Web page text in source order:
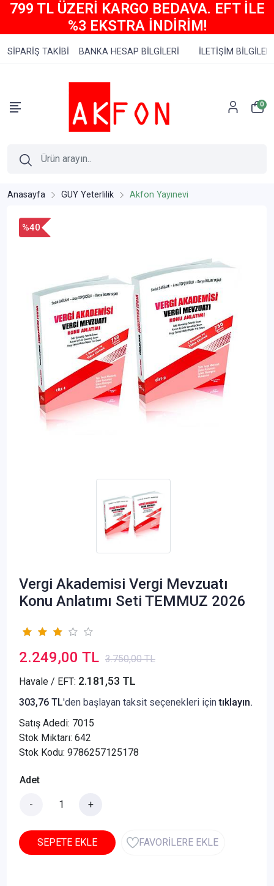
799 TL ÜZERİ KARGO BEDAVA. EFT İLE
%3 EKSTRA İNDİRİM!
SİPARİŞ TAKİBİ BANKA HESAP BİLGİLERİ İLETİŞİM BİLGİLERİ
0
Anasayfa GUY Yeterlilik Akfon Yayınevi
%40
Vergi Akademisi Vergi Mevzuatı
Konu Anlatımı Seti TEMMUZ 2026
2.249,00 TL 3.750,00 TL
Havale / EFT: 2.181,53 TL
303,76 TL'den başlayan taksit seçenekleri içintıklayın.
Satış Adedi: 7015
Stok Miktarı: 642
Stok Kodu: 9786257125178
Adet
- +
SEPETE EKLE FAVORİLERE EKLE